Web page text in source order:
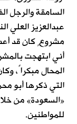
السامقة والرجل
عبدالعزيز العلي
مشروعٍ كان قد
أني ابتهجت
المحال مبكراً،
التي ذكرها أبو
«السعودة» من
للمواطنين.